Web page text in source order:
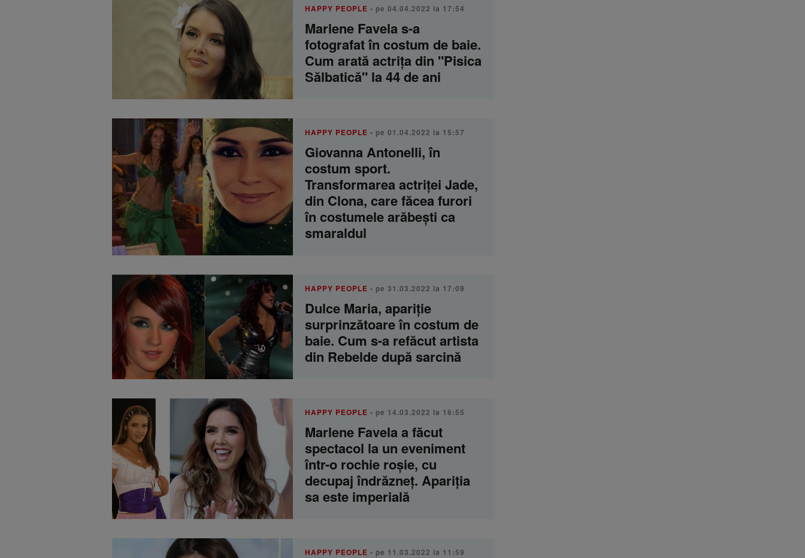
HAPPY PEOPLE • pe 04.04.2022 la 17:54
Marlene Favela s-a
fotografat în costum de baie.
Cum arată actrița din "Pisica
Sălbatică" la 44 de ani
HAPPY PEOPLE • pe 01.04.2022 la 15:57
Giovanna Antonelli, în
costum sport.
Transformarea actriței Jade,
din Clona, care făcea furori
în costumele arăbești ca
smaraldul
HAPPY PEOPLE • pe 31.03.2022 la 17:09
Dulce Maria, apariție
surprinzătoare în costum de
baie. Cum s-a refăcut artista
din Rebelde după sarcină
HAPPY PEOPLE • pe 14.03.2022 la 16:55
Marlene Favela a făcut
spectacol la un eveniment
într-o rochie roșie, cu
decupaj îndrăzneț. Apariția
sa este imperială
HAPPY PEOPLE • pe 11.03.2022 la 11:59